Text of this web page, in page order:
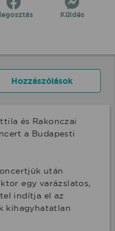
Küldés
Hozzászólások
és Rakonczai
a Budapesti
után
egy varázslatos,
indítja el az
kihagyhatatlan